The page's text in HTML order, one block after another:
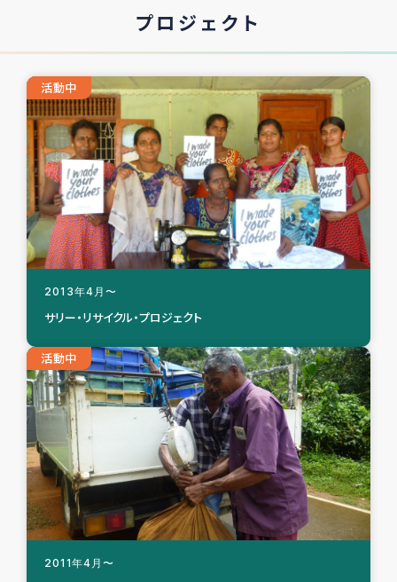
プロジェクト
活動中
2013年4月〜
サリー・リサイクル・プロジェクト
活動中
2011年4月〜